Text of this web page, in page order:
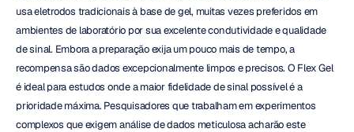
usa eletrodos tradicionais à base de gel, muitas vezes preferidos em
ambientes de laboratório por sua excelente condutividade e qualidade
de sinal. Embora a preparação exija um pouco mais de tempo, a
recompensa são dados excepcionalmente limpos e precisos. O Flex Gel
é ideal para estudos onde a maior fidelidade de sinal possível é a
prioridade máxima. Pesquisadores que trabalham em experimentos
complexos que exigem análise de dados meticulosa acharão este